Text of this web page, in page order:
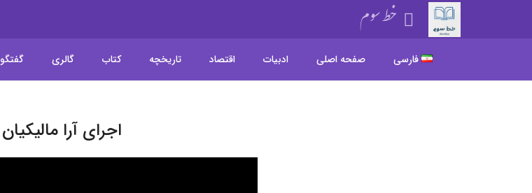
خط سوم
فارسی صفحه اصلی ادبیات اقتصاد تاریخچه کتاب گالری گفتگو
اجرای آرا مالیکیان